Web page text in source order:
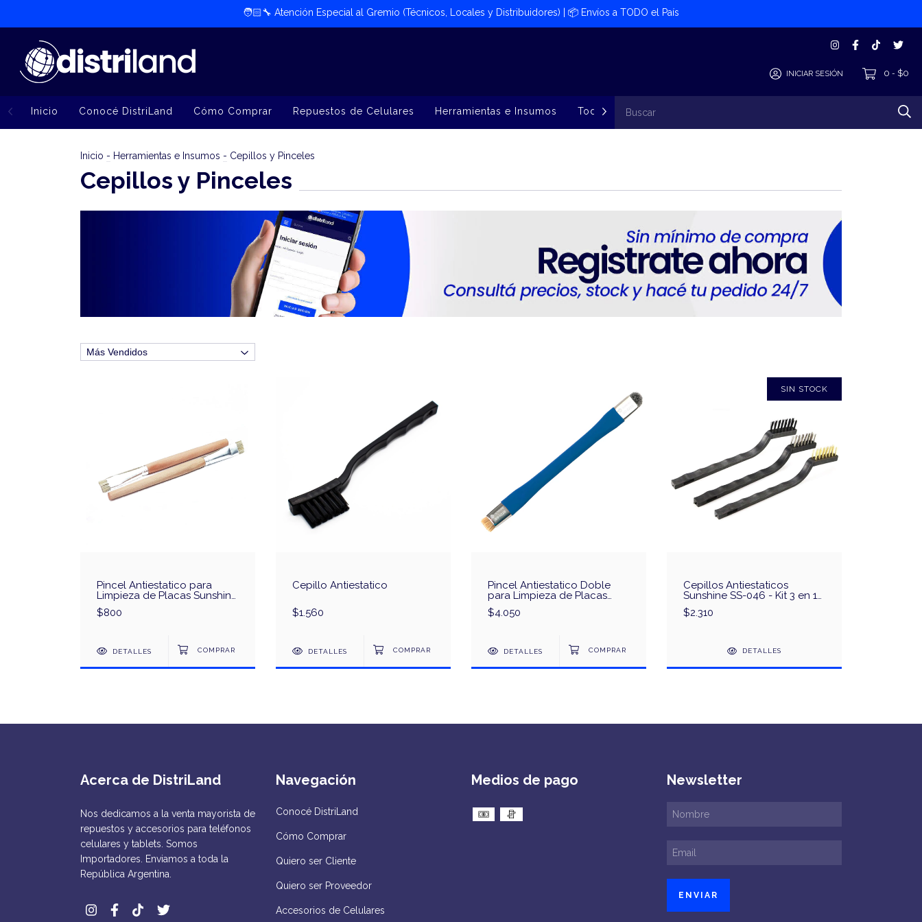
🧑🏻‍🔧​ Atención Especial al Gremio (Técnicos, Locales y Distribuidores) | 📦​ Envíos a TODO el País
INICIAR SESIÓN 0 - $0
Inicio Conocé DistriLand Cómo Comprar Repuestos de Celulares Herramientas e Insumos Todos los Productos
Inicio - Herramientas e Insumos - Cepillos y Pinceles
Cepillos y Pinceles
Pincel Antiestatico para
Limpieza de Placas Sunshine
SS-022A
$800
DETALLES
Cepillo Antiestatico
$1.560
DETALLES
Pincel Antiestatico Doble
para Limpieza de Placas
Sunshine SS-022B
$4.050
DETALLES
SIN STOCK
Cepillos Antiestaticos
Sunshine SS-046 - Kit 3 en 1
Acero Plateado Dorado
$2.310
DETALLES
Acerca de DistriLand
Nos dedicamos a la venta mayorista de
repuestos y accesorios para teléfonos
celulares y tablets. Somos
Importadores. Enviamos a toda la
República Argentina.
Navegación
Conocé DistriLand
Cómo Comprar
Quiero ser Cliente
Quiero ser Proveedor
Accesorios de Celulares
Medios de pago Newsletter